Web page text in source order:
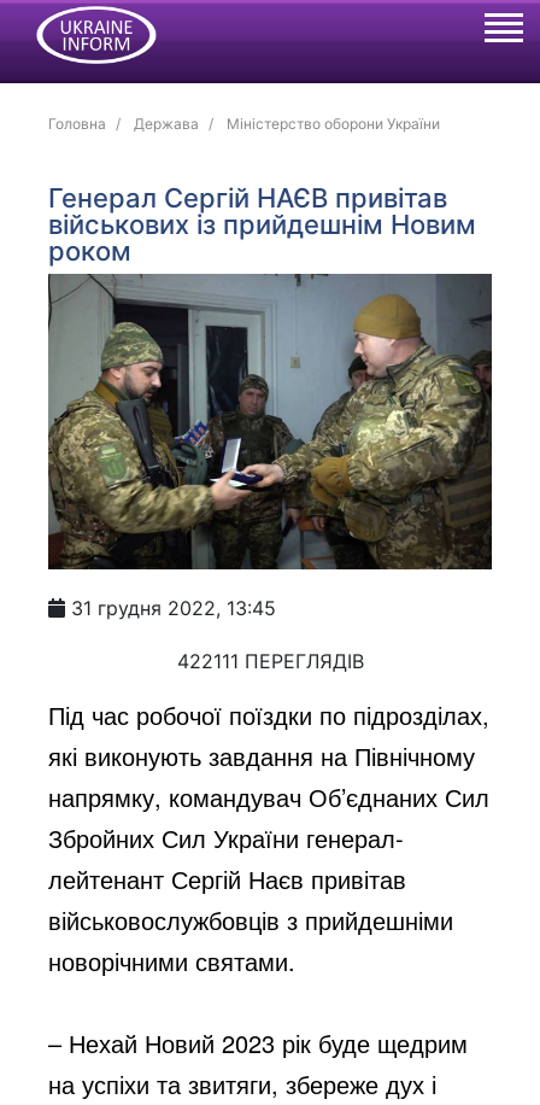
Головна Держава Міністерство оборони України
Генерал Сергій НАЄВ привітав
військових із прийдешнім Новим
роком
31 грудня 2022, 13:45
422111 ПЕРЕГЛЯДІВ
Під час робочої поїздки по підрозділах,
які виконують завдання на Північному
напрямку, командувач Об’єднаних Сил
Збройних Сил України генерал-
лейтенант Сергій Наєв привітав
військовослужбовців з прийдешніми
новорічними святами.
– Нехай Новий 2023 рік буде щедрим
на успіхи та звитяги, збереже дух і